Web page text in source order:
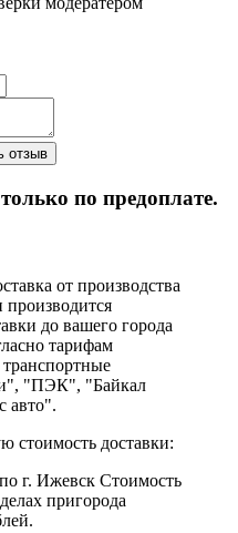
по предоплате.
от производства
до вашего города
тарифам
"ПЭК", "Байкал
авто".
стоимость доставки:
г. Ижевск Стоимость
пригорода